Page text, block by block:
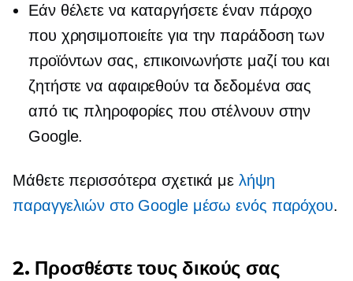
Εάν θέλετε να καταργήσετε έναν πάροχο
που χρησιμοποιείτε για την παράδοση των
προϊόντων σας, επικοινωνήστε μαζί του και
ζητήστε να αφαιρεθούν τα δεδομένα σας
από τις πληροφορίες που στέλνουν στην
Google.
Μάθετε περισσότερα σχετικά με λήψη
παραγγελιών στο Google μέσω ενός παρόχου.
2. Προσθέστε τους δικούς σας